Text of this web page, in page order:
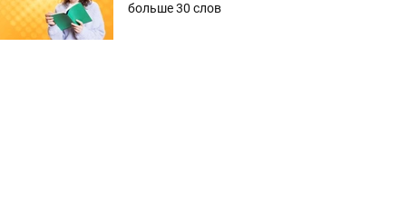
больше 30 слов